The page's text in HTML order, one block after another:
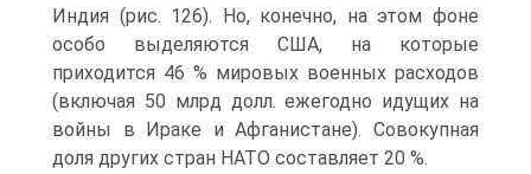
Индия (рис. 126). Но, конечно, на этом фоне
особо выделяются США, на которые
приходится 46 % мировых военных расходов
(включая 50 млрд долл. ежегодно идущих на
войны в Ираке и Афганистане). Совокупная
доля других стран НАТО составляет 20 %.